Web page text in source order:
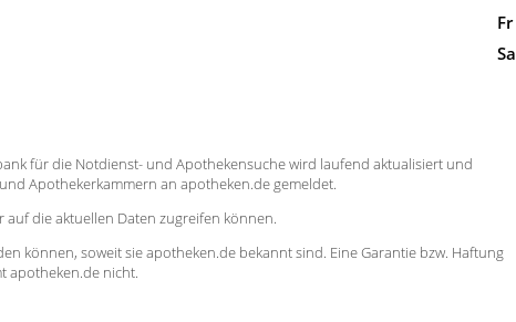
Fr
Sa
für die Notdienst- und Apothekensuche wird laufend aktualisiert und
Apothekerkammern an apotheken.de gemeldet.
die aktuellen Daten zugreifen können.
können, soweit sie apotheken.de bekannt sind. Eine Garantie bzw. Haftung
apotheken.de nicht.